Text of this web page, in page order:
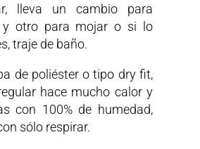
lleva un cambio para
y otro para mojar o si lo
traje de baño.
de poliéster o tipo dry fit,
hace mucho calor y
con 100% de humedad,
sólo respirar.